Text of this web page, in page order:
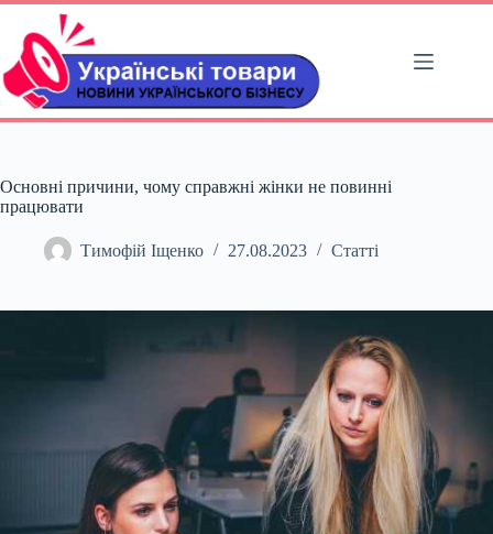
Перейти
вмісту
Основні причини, чому справжні жінки не повинні
працювати
Тимофій Іщенко 27.08.2023 Статті